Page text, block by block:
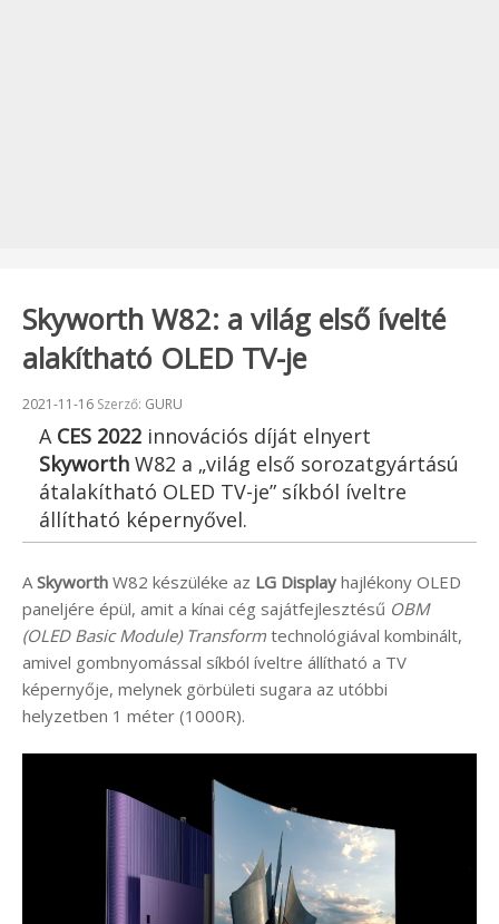
Skyworth W82: a világ első ívelté
alakítható OLED TV-je
Beküldve:
2021-11-16 Szerző: GURU
A CES 2022 innovációs díját elnyert
Skyworth W82 a „világ első sorozatgyártású
átalakítható OLED TV-je” síkból íveltre
állítható képernyővel.
A Skyworth W82 készüléke az LG Display hajlékony OLED
paneljére épül, amit a kínai cég sajátfejlesztésű OBM
(OLED Basic Module) Transform technológiával kombinált,
amivel gombnyomással síkból íveltre állítható a TV
képernyője, melynek görbületi sugara az utóbbi
helyzetben 1 méter (1000R).